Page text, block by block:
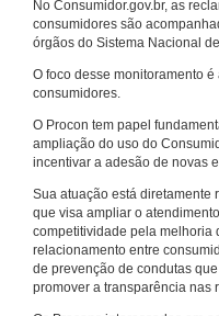
No Consumidor.gov.br, as
consumidores são
órgãos do Sistema Nacional
O foco desse monitoramento
consumidores.
O Procon tem papel
ampliação do uso do
incentivar a adesão de novas
Sua atuação está diretamente
que visa ampliar o
competitividade pela melhoria
relacionamento entre
de prevenção de condutas
promover a transparência nas